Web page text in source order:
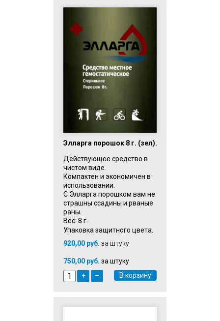
Элларга порошок 8 г. (зел).
Действующее средство в
чистом виде.
Компактен и экономичен в
использовании.
С Элларга порошком вам не
страшны ссадины и рваные
раны.
Вес: 8 г.
Упаковка защитного цвета.
920,00 руб. за штуку
750,00 руб. за штуку
+
– В корзину